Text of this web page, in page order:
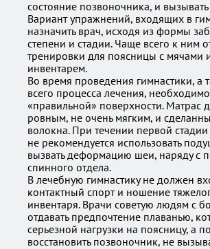
состояние позвоночника, и
Вариант упражнений, входящих в
назначить врач, исходя из формы
степени и стадии. Чаще всего к ним
тренировки для поясницы с мячами
инвентарем.
Во время проведения гимнастики, а
всего процесса лечения, необходимо
«правильной» поверхности. Матрас
ровным, не очень мягким, и
волокна. При течении первой
не рекомендуется использовать
вызвать деформацию шеи, наряду с
спинного отдела.
В лечебную гимнастику не должен
контактный спорт и ношение
инвентаря. Врачи советую людям с
отдавать предпочтение плаванью,
серьезной нагрузки на поясницу, а
восстановить позвоночник, не